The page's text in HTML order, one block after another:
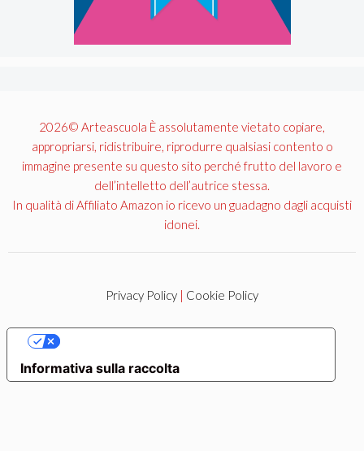
2026© Arteascuola È assolutamente vietato copiare,
appropriarsi, ridistribuire, riprodurre qualsiasi contento o
immagine presente su questo sito perché frutto del lavoro e
dell’intelletto dell’autrice stessa.
In qualità di Affiliato Amazon io ricevo un guadagno dagli acquisti
idonei.
Privacy Policy | Cookie Policy
Informativa sulla raccolta